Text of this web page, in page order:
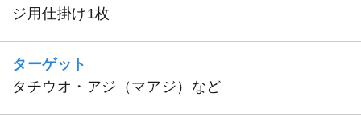
ジ用仕掛け1枚
ターゲット
タチウオ・アジ（マアジ）など